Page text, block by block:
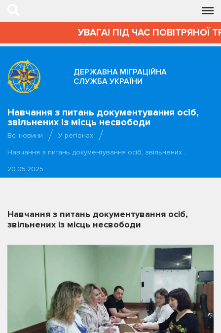
УВАГА! ПІД ЧАС ПОВІТРЯНОЇ
ДЕРЖАВНА МІГРАЦІЙНА
СЛУЖБА УКРАЇНИ
Навчання з питань документування осіб,
звільнених із місць несвободи
Всі новини
У регіонах
Навчання з питань документування осіб, звільнених…
20.05.2025
Навчання з питань документування осіб,
звільнених із місць несвободи